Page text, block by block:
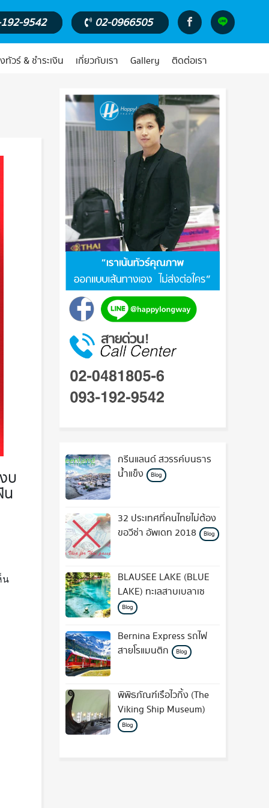
9542 02-0966505
ทัวร์ & ชำระเงิน เกี่ยวกับเรา Gallery ติดต่อเรา
บ
น
น
กรีนแลนด์ สวรรค์บนธาร
น้ำแข็ง
Blog
32 ประเทศที่คนไทยไม่ต้อง
ขอวีซ่า อัพเดท 2018
Blog
BLAUSEE LAKE (BLUE
LAKE) ทะเลสาบเบลาเซ
Blog
Bernina Express รถไฟ
สายโรแมนติก
Blog
พิพิธภัณฑ์เรือไวกิ้ง (The
Viking Ship Museum)
Blog